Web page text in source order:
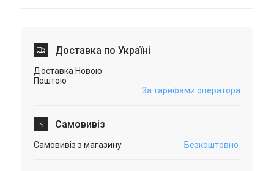
Доставка по Україні
Доставка Новою
Поштою
За тарифами оператора
Самовивіз
Самовивіз з магазину Безкоштовно